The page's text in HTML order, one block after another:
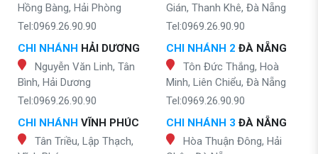
Hồng Bàng, Hải Phòng
Tel:0969.26.90.90
CHI NHÁNH HẢI DƯƠNG
Nguyễn Văn Linh, Tân
Bình, Hải Dương
Tel:0969.26.90.90
CHI NHÁNH VĨNH PHÚC
Tân Triều, Lập Thạch,
Gián, Thanh Khê, Đà Nẵng
Tel:0969.26.90.90
CHI NHÁNH 2 ĐÀ NẴNG
Tôn Đức Thắng, Hoà
Minh, Liên Chiểu, Đà Nẵng
Tel:0969.26.90.90
CHI NHÁNH 3 ĐÀ NẴNG
Hòa Thuận Đông, Hải